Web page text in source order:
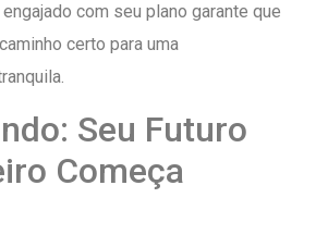
com seu plano garante que
certo para uma
Seu Futuro
Começa